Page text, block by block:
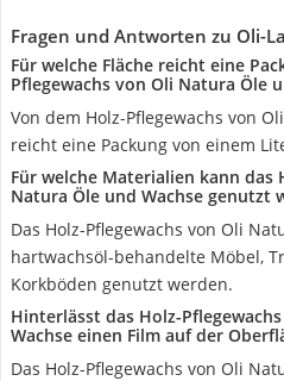
Fragen und Antworten zu Oli-
Für welche Fläche reicht eine
Pflegewachs von Oli Natura Öle
Von dem Holz-Pflegewachs von
reicht eine Packung von einem
Für welche Materialien kann das
Natura Öle und Wachse genutzt
Das Holz-Pflegewachs von Oli
hartwachsöl-behandelte Möbel,
Korkböden genutzt werden.
Hinterlässt das Holz-
Wachse einen Film auf der
Das Holz-Pflegewachs von Oli